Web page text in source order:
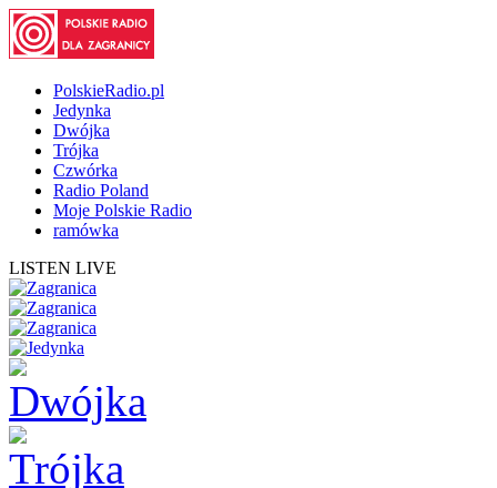
PolskieRadio.pl
Jedynka
Dwójka
Trójka
Czwórka
Radio Poland
Moje Polskie Radio
ramówka
LISTEN LIVE